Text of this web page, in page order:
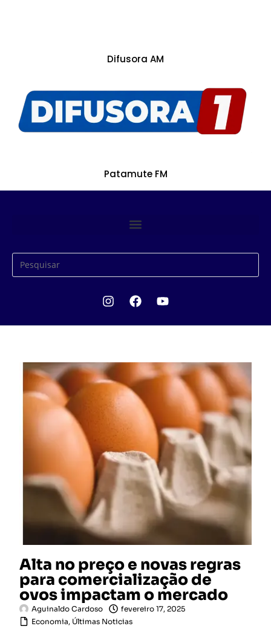
Difusora AM
Patamute FM
Alta no preço e novas regras
para comercialização de
ovos impactam o mercado
Aguinaldo Cardoso
fevereiro 17, 2025
Economia, Últimas Noticias